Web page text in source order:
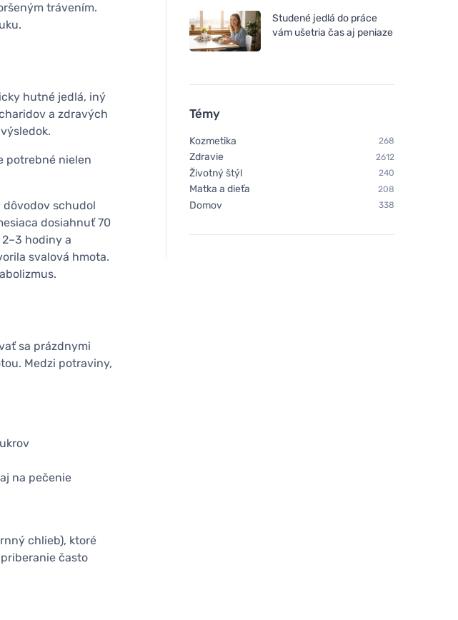
trávením.
hutné jedlá, iný
a zdravých
potrebné nielen
schudol
dosiahnuť 70
hodiny a
svalová hmota.
sa prázdnymi
Medzi potraviny,
na pečenie
chlieb), ktoré
často
Studené jedlá do práce
vám ušetria čas aj peniaze
Témy
Kozmetika 268
Zdravie 2612
Životný štýl 240
Matka a dieťa 208
Domov 338